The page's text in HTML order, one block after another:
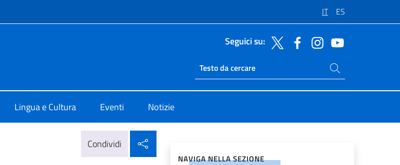
IT ES
Seguici su:
Ricerca sito live
Cerca nel sito
Lingua e Cultura Eventi Notizie
Condividi
NAVIGA NELLA SEZIONE